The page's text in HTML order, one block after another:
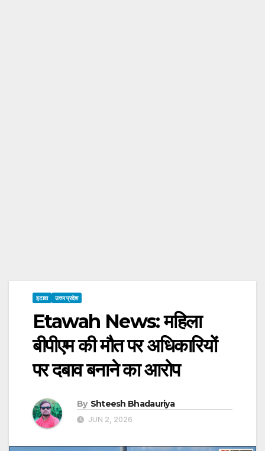
इटावा उत्तर प्रदेश
Etawah News: महिला
बीपीएम की मौत पर अधिकारियों
पर दबाव बनाने का आरोप
By Shteesh Bhadauriya
JUN 2, 2026